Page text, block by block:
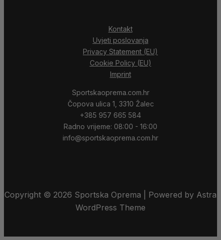
Kontakt
Uvjeti poslovanja
Privacy Statement (EU)
Cookie Policy (EU)
Imprint
Sportskaoprema.com.hr
Čopova ulica 1, 3310 Žalec
+385 957 665 584
Radno vrijeme: 08:00 - 16:00
info@sportskaoprema.com.hr
Copyright © 2026 Sportska Oprema | Powered by Astra
WordPress Theme